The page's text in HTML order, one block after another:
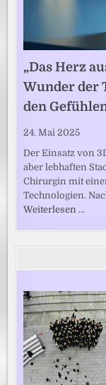
„Das Herz
Wunder der
den
24. Mai 2025
Der Einsatz von
aber lebhaften
Chirurgin mit
Technologien.
Weiterlesen …